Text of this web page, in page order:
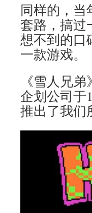
同样的，当
套路，搞过
想不到的口
一款游戏。
《雪人兄
企划公司于
推出了我们